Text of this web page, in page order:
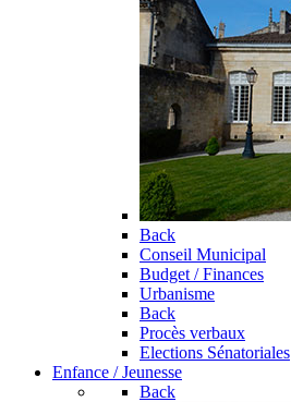
Back
Conseil Municipal
Budget / Finances
Urbanisme
Back
Procès verbaux
Elections Sénatoriales
Enfance / Jeunesse
Back